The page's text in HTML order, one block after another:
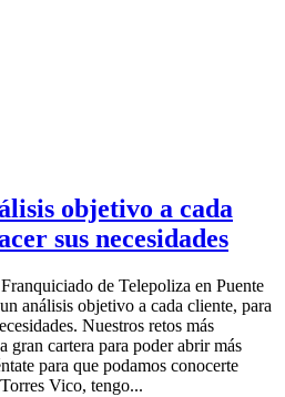
objetivo a cada
sus necesidades
de Telepoliza en Puente
análisis objetivo a cada cliente, para
Nuestros retos más
gran cartera para poder abrir más
para que podamos conocerte
Vico, tengo...